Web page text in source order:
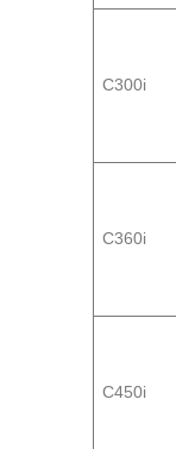
C300i
C360i
C450i